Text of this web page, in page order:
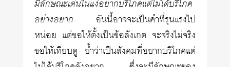
มีลักษณะเด่นในแง่อยากบริโภคแต่ไม่ได้บริโภค
อย่างอยาก อันนี้อาจจะเป็นคำที่รุนแรงไป
หน่อย แต่ขอให้ตั้งเป็นข้อสังเกต จะจริงไม่จริง
ขอให้เทียบดู ย้ำว่าเป็นสังคมที่อยากบริโภคแต่